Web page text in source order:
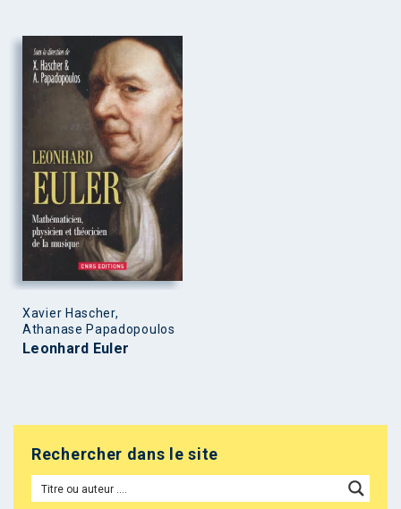
Xavier Hascher,
Athanase Papadopoulos
Leonhard Euler
Rechercher dans le site